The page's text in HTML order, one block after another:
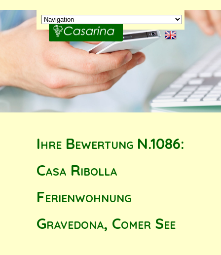
Ihre Bewertung N.1086:
Casa Ribolla
Ferienwohnung
Gravedona, Comer See